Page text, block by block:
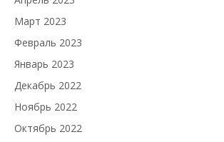
Март 2023
Февраль 2023
Январь 2023
Декабрь 2022
Ноябрь 2022
Октябрь 2022